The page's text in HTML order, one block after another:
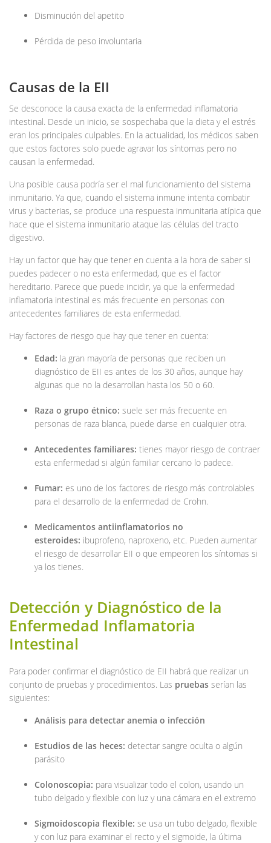
Disminución del apetito
Pérdida de peso involuntaria
Causas de la EII
Se desconoce la causa exacta de la enfermedad inflamatoria
intestinal. Desde un inicio, se sospechaba que la dieta y el estrés
eran los principales culpables. En la actualidad, los médicos saben
que estos factores solo puede agravar los síntomas pero no
causan la enfermedad.
Una posible causa podría ser el mal funcionamiento del sistema
inmunitario. Ya que, cuando el sistema inmune intenta combatir
virus y bacterias, se produce una respuesta inmunitaria atípica que
hace que el sistema inmunitario ataque las células del tracto
digestivo.
Hay un factor que hay que tener en cuenta a la hora de saber si
puedes padecer o no esta enfermedad, que es el factor
hereditario. Parece que puede incidir, ya que la enfermedad
inflamatoria intestinal es más frecuente en personas con
antecedentes familiares de esta enfermedad.
Hay factores de riesgo que hay que tener en cuenta:
Edad: la gran mayoría de personas que reciben un
diagnóstico de EII es antes de los 30 años, aunque hay
algunas que no la desarrollan hasta los 50 o 60.
Raza o grupo étnico: suele ser más frecuente en
personas de raza blanca, puede darse en cualquier otra.
Antecedentes familiares: tienes mayor riesgo de contraer
esta enfermedad si algún familiar cercano lo padece.
Fumar: es uno de los factores de riesgo más controlables
para el desarrollo de la enfermedad de Crohn.
Medicamentos antiinflamatorios no
esteroides: ibuprofeno, naproxeno, etc. Pueden aumentar
el riesgo de desarrollar EII o que empeoren los síntomas si
ya los tienes.
Detección y Diagnóstico de la
Enfermedad Inflamatoria
Intestinal
Para poder confirmar el diagnóstico de EII habrá que realizar un
conjunto de pruebas y procedimientos. Las pruebas serían las
siguientes:
Análisis para detectar anemia o infección
Estudios de las heces: detectar sangre oculta o algún
parásito
Colonoscopia: para visualizar todo el colon, usando un
tubo delgado y flexible con luz y una cámara en el extremo
Sigmoidoscopia flexible: se usa un tubo delgado, flexible
y con luz para examinar el recto y el sigmoide, la última